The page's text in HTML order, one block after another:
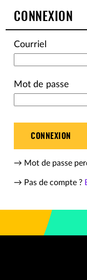
CONNEXION
Courriel
*
Mot de passe
CONNEXION
→ Mot de passe
→ Pas de compte ?